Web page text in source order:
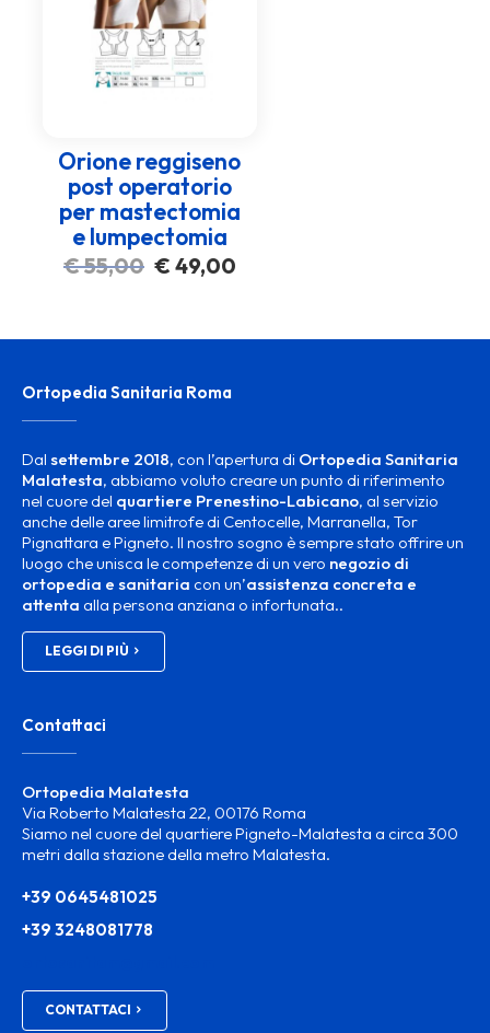
Orione reggiseno
post operatorio
per mastectomia
e lumpectomia
€55,00 Il
€ 49,00Il
Ortopedia Sanitaria Roma
Dal settembre 2018, con l’apertura di Ortopedia Sanitaria
Malatesta, abbiamo voluto creare un punto di riferimento
nel cuore del quartiere Prenestino-Labicano, al servizio
anche delle aree limitrofe di Centocelle, Marranella, Tor
Pignattara e Pigneto. Il nostro sogno è sempre stato offrire un
luogo che unisca le competenze di un vero negozio di
ortopedia e sanitaria con un’assistenza concreta e
attenta alla persona anziana o infortunata..
LEGGI DI PIÙ
Contattaci
Ortopedia Malatesta
Via Roberto Malatesta 22, 00176 Roma
Siamo nel cuore del quartiere Pigneto-Malatesta a circa 300
metri dalla stazione della metro Malatesta.
+39 0645481025
+39 3248081778
CONTATTACI